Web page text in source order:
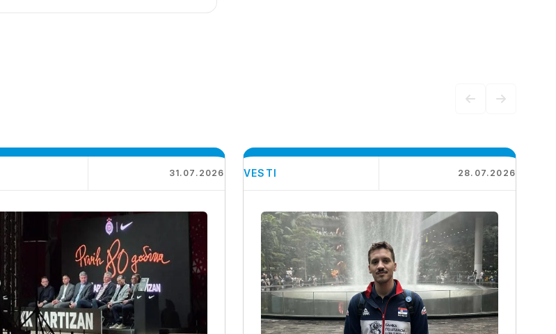
31.07.2026 VESTI 28.07.2026